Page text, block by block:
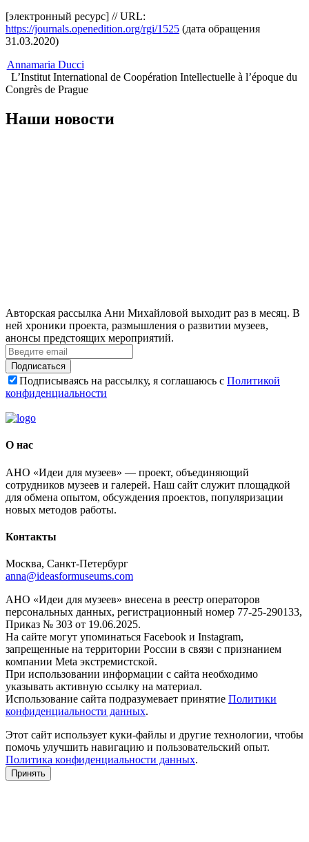
[электронный ресурс] // URL:
https://journals.openedition.org/rgi/1525 (дата обращения
31.03.2020)
Annamaria Ducci
L’Institut International de Coopération Intellectuelle à l’époque du
Congrès de Prague
Наши новости
Авторская рассылка Ани Михайловой выходит раз в месяц. В
ней хроники проекта, размышления о развитии музеев,
анонсы предстоящих мероприятий.
Подписаться
Подписываясь на рассылку, я соглашаюсь с Политикой
конфиденциальности
О нас
АНО «Идеи для музеев» — проект, объединяющий
сотрудников музеев и галерей. Наш сайт служит площадкой
для обмена опытом, обсуждения проектов, популяризации
новых методов работы.
Контакты
Москва, Санкт-Петербург
anna@ideasformuseums.com
АНО «Идеи для музеев» внесена в реестр операторов
персональных данных, регистрационный номер 77-25-290133,
Приказ № 303 от 19.06.2025.
На сайте могут упоминаться Facebook и Instagram,
запрещенные на территории России в связи с признанием
компании Meta экстремистской.
При использовании информации с сайта необходимо
указывать активную ссылку на материал.
Использование сайта подразумевает принятие Политики
конфиденциальности данных.
Этот сайт использует куки-файлы и другие технологии, чтобы
помочь улучшить навигацию и пользовательский опыт.
Политика конфиденциальности данных.
Принять